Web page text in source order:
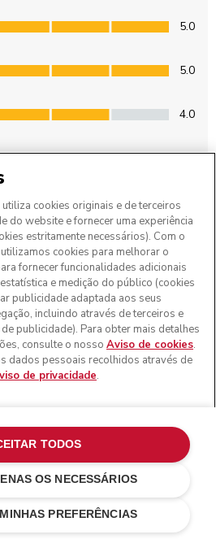
ENVIE-ME UM E-MAIL QUANDO
DISPONÍVEL
utiliza cookies originais e de terceiros
do website e fornecer uma experiência
estritamente necessários). Com o
cookies para melhorar o
fornecer funcionalidades adicionais
e medição do público (cookies
publicidade adaptada aos seus
incluindo através de terceiros e
publicidade). Para obter mais detalhes
consulte o nosso Aviso de cookies.
dados pessoais recolhidos através de
de privacidade.
PREFERÊNCIAS
OS NECESSÁRIOS
TODOS